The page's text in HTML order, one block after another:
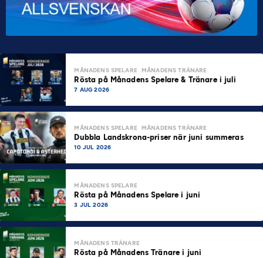
MÅNADENS SPELARE MÅNADENS TRÄNARE
Rösta på Månadens Spelare & Tränare i juli
7 AUG 2026
MÅNADENS SPELARE MÅNADENS TRÄNARE
Dubbla Landskrona-priser när juni summeras
10 JUL 2026
MÅNADENS SPELARE
Rösta på Månadens Spelare i juni
3 JUL 2026
MÅNADENS TRÄNARE
Rösta på Månadens Tränare i juni